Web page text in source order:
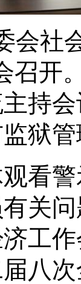
社会
召开
持
狱
警
关
工
八